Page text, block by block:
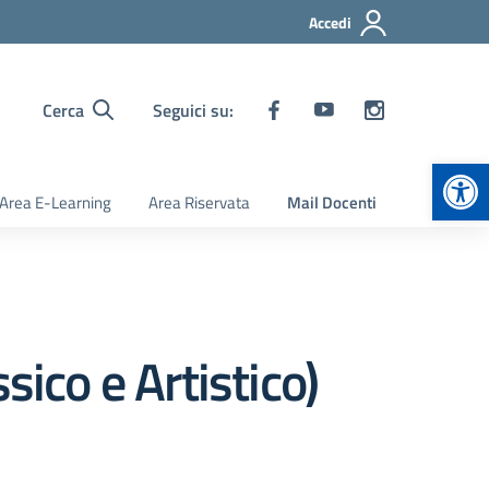
Accedi
Cerca Seguici su:
Area E-Learning Area Riservata Mail Docenti
e Artistico)